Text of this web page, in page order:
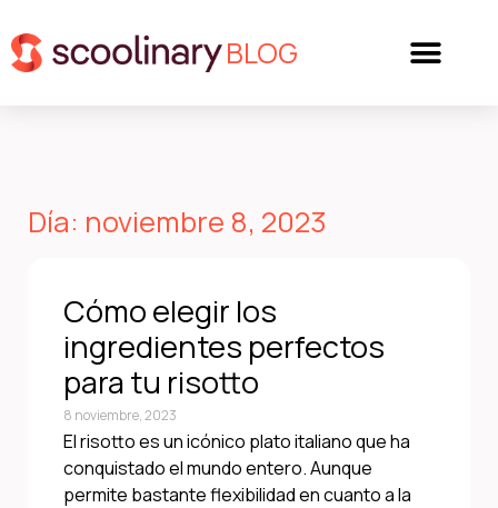
BLOG
Día: noviembre 8, 2023
Cómo elegir los
ingredientes perfectos
para tu risotto
8 noviembre, 2023
El risotto es un icónico plato italiano que ha
conquistado el mundo entero. Aunque
permite bastante flexibilidad en cuanto a la